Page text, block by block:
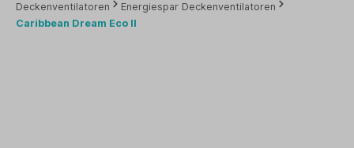
Deckenventilatoren
Energiespar Deckenventilatoren
Caribbean Dream Eco II